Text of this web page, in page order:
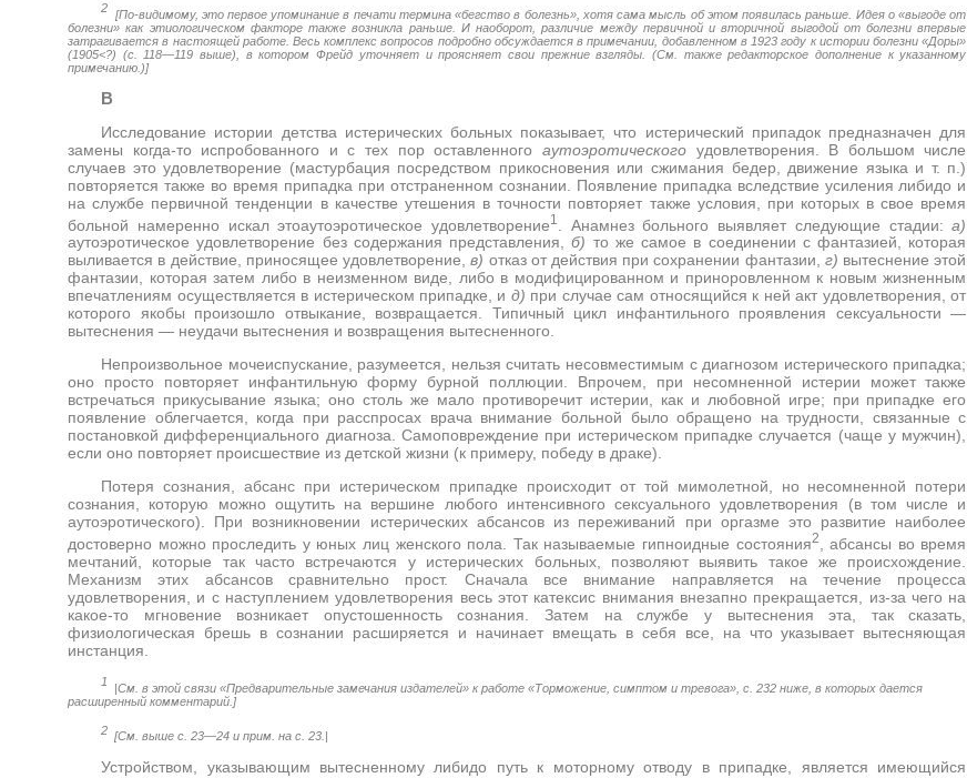
2 [По-видимому, это первое упоминание в печати термина «бегство в болезнь», хотя сама мысль об этом появилась раньше. Идея о «выгоде от
болезни» как этиологическом факторе также возникла раньше. И наоборот, различие между первичной и вторичной выгодой от болезни впервые
затрагивается в настоящей работе. Весь комплекс вопросов подробно обсуждается в примечании, добавленном в 1923 году к истории болезни «Доры»
(1905<?) (с. 118—119 выше), в котором Фрейд уточняет и проясняет свои прежние взгляды. (См. также редакторское дополнение к указанному
примечанию.)]
В
Исследование истории детства истерических больных показывает, что истерический припадок предназначен для
замены когда-то испробованного и с тех пор оставленного аутоэротического удовлетворения. В большом числе
случаев это удовлетворение (мастурбация посредством прикосновения или сжимания бедер, движение языка и т. п.)
повторяется также во время припадка при отстраненном сознании. Появление припадка вследствие усиления либидо и
на службе первичной тенденции в качестве утешения в точности повторяет также условия, при которых в свое время
больной намеренно искал этоаутоэротическое удовлетворение1 . Анамнез больного выявляет следующие стадии:а)
аутоэротическое удовлетворение без содержания представления,б) то же самое в соединении с фантазией, которая
выливается в действие, приносящее удовлетворение,в) отказ от действия при сохранении фантазии, г) вытеснение этой
фантазии, которая затем либо в неизменном виде, либо в модифицированном и приноровленном к новым жизненным
впечатлениям осуществляется в истерическом припадке, и д) при случае сам относящийся к ней акт удовлетворения, от
которого якобы произошло отвыкание, возвращается. Типичный цикл инфантильного проявления сексуальности —
вытеснения — неудачи вытеснения и возвращения вытесненного.
Непроизвольное мочеиспускание, разумеется, нельзя считать несовместимым с диагнозом истерического припадка;
оно просто повторяет инфантильную форму бурной поллюции. Впрочем, при несомненной истерии может также
встречаться прикусывание языка; оно столь же мало противоречит истерии, как и любовной игре; при припадке его
появление облегчается, когда при расспросах врача внимание больной было обращено на трудности, связанные с
постановкой дифференциального диагноза. Самоповреждение при истерическом припадке случается (чаще у мужчин),
если оно повторяет происшествие из детской жизни (к примеру, победу в драке).
Потеря сознания, абсанс при истерическом припадке происходит от той мимолетной, но несомненной потери
сознания, которую можно ощутить на вершине любого интенсивного сексуального удовлетворения (в том числе и
аутоэротического). При возникновении истерических абсансов из переживаний при оргазме это развитие наиболее
достоверно можно проследить у юных лиц женского пола. Так называемые гипноидные состояния2
, абсансы во время
мечтаний, которые так часто встречаются у истерических больных, позволяют выявить такое же происхождение.
Механизм этих абсансов сравнительно прост. Сначала все внимание направляется на течение процесса
удовлетворения, и с наступлением удовлетворения весь этот катексис внимания внезапно прекращается, из-за чего на
какое-то мгновение возникает опустошенность сознания. Затем на службе у вытеснения эта, так сказать,
физиологическая брешь в сознании расширяется и начинает вмещать в себя все, на что указывает вытесняющая
инстанция.
1 |См. в этой связи «Предварительные замечания издателей» к работе «Торможение, симптом и тревога», с. 232 ниже, в которых дается
расширенный комментарий.]
2 [См. выше с. 23—24 и прим. на с. 23.|
Устройством, указывающим вытесненному либидо путь к моторному отводу в припадке, является имеющийся